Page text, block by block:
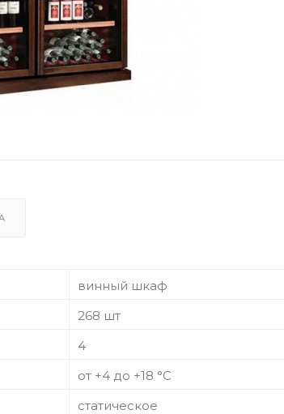
винный шкаф
268 шт
4
от +4 до +18 °C
статическое